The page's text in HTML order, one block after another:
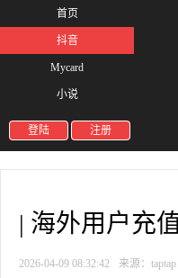
首页
抖音
Mycard
小说
登陆 注册
| 海外用户充
2026-04-09 08:32:42 来源：taptap